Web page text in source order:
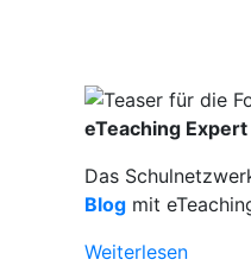
eTeaching Expert
Das
Blog mit
Weiterlesen